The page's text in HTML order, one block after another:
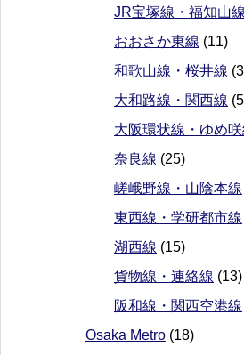
JR宝塚線・福知山線
おおさか東線 (11)
和歌山線・桜井線
大和路線・関西線
大阪環状線・ゆめ咲
奈良線 (25)
嵯峨野線・山陰本線
東西線・学研都市線
湖西線 (15)
貨物線・連絡線 (13)
阪和線・関西空港線
Osaka Metro (18)